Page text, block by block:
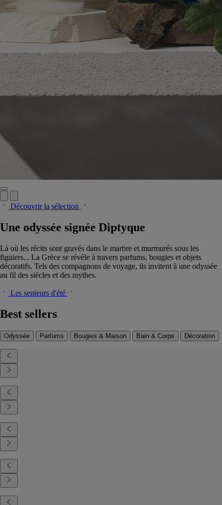
Découvrir la sélection
Une odyssée signée Diptyque
Là où les récits sont gravés dans le marbre et murmurés sous les
figuiers... La Grèce se révèle à travers parfums, bougies et objets
décoratifs. Tels des compagnons de voyage, ils invitent à une odyssée
au fil des siècles et des mythes.
Les senteurs d'été
Best sellers
Odyssée Parfums Bougies & Maison Bain & Corps Décoration